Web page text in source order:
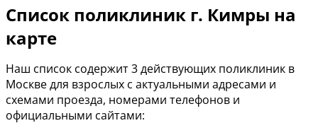
Список поликлиник г. Кимры на
карте
Наш список содержит 3 действующих поликлиник в
Москве для взрослых с актуальными адресами и
схемами проезда, номерами телефонов и
официальными сайтами: